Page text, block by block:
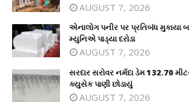
AUGUST 7, 2026
એનાલોગ પનીર પર પ્રતિબંધ મુકાયા
મ્યુનિએ પાડ્યા દરોડા
AUGUST 7, 2026
સરદાર સરોવર નર્મદા ડેમ 132.70
ક્યુસેક પાણી છોડાયું
AUGUST 7, 2026